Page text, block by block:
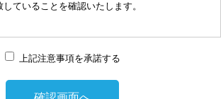
と弁理士個人との関係となり、当会は関与しませ
許事務所によって異なりますので、詳細は特許事
会議システムを利用して実施します。WEB会
ていることを確認いたします。
上記注意事項を承諾する